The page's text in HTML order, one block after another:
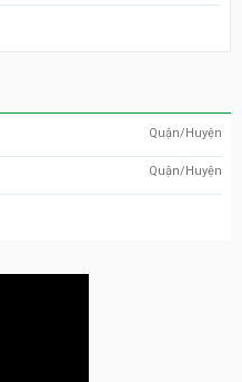
Quận/Huyện
Quận/Huyện